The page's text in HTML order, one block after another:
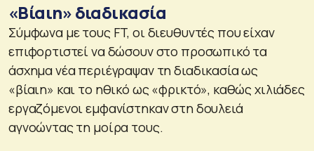
«Βίαιη» διαδικασία
Σύμφωνα με τους FT, οι διευθυντές που είχαν
επιφορτιστεί να δώσουν στο προσωπικό τα
άσχημα νέα περιέγραψαν τη διαδικασία ως
«βίαιη» και το ηθικό ως «φρικτό», καθώς χιλιάδες
εργαζόμενοι εμφανίστηκαν στη δουλειά
αγνοώντας τη μοίρα τους.